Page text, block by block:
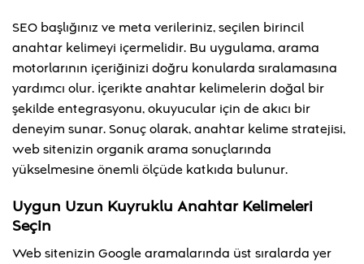
SEO başlığınız ve meta verileriniz, seçilen birincil
anahtar kelimeyi içermelidir. Bu uygulama, arama
motorlarının içeriğinizi doğru konularda sıralamasına
yardımcı olur. İçerikte anahtar kelimelerin doğal bir
şekilde entegrasyonu, okuyucular için de akıcı bir
deneyim sunar. Sonuç olarak, anahtar kelime stratejisi,
web sitenizin organik arama sonuçlarında
yükselmesine önemli ölçüde katkıda bulunur.
Uygun Uzun Kuyruklu Anahtar Kelimeleri
Seçin
Web sitenizin Google aramalarında üst sıralarda yer